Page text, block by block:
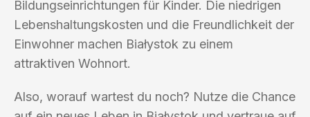
Bildungseinrichtungen für Kinder. Die niedrigen
Lebenshaltungskosten und die Freundlichkeit der
Einwohner machen Białystok zu einem
attraktiven Wohnort.
Also, worauf wartest du noch? Nutze die Chance